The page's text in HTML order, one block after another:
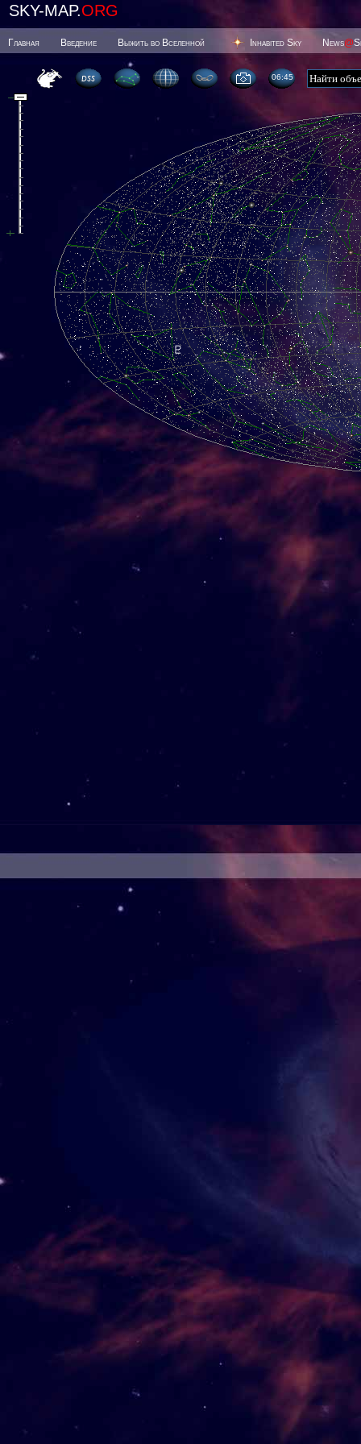
SKY-MAP.ORG
Главная Введение Выжить во Вселенной Inhabited Sky News@
06 45